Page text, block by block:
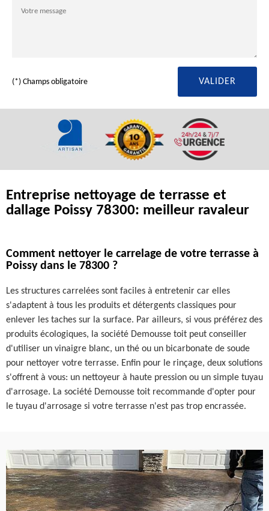
(*) Champs obligatoire
Entreprise nettoyage de terrasse et
dallage Poissy 78300: meilleur ravaleur
Comment nettoyer le carrelage de votre terrasse à
Poissy dans le 78300 ?
Les structures carrelées sont faciles à entretenir car elles
s'adaptent à tous les produits et détergents classiques pour
enlever les taches sur la surface. Par ailleurs, si vous préférez des
produits écologiques, la société Demousse toit peut conseiller
d'utiliser un vinaigre blanc, un thé ou un bicarbonate de soude
pour nettoyer votre terrasse. Enfin pour le rinçage, deux solutions
s'offrent à vous: un nettoyeur à haute pression ou un simple tuyau
d'arrosage. La société Demousse toit recommande d'opter pour
le tuyau d'arrosage si votre terrasse n'est pas trop encrassée.